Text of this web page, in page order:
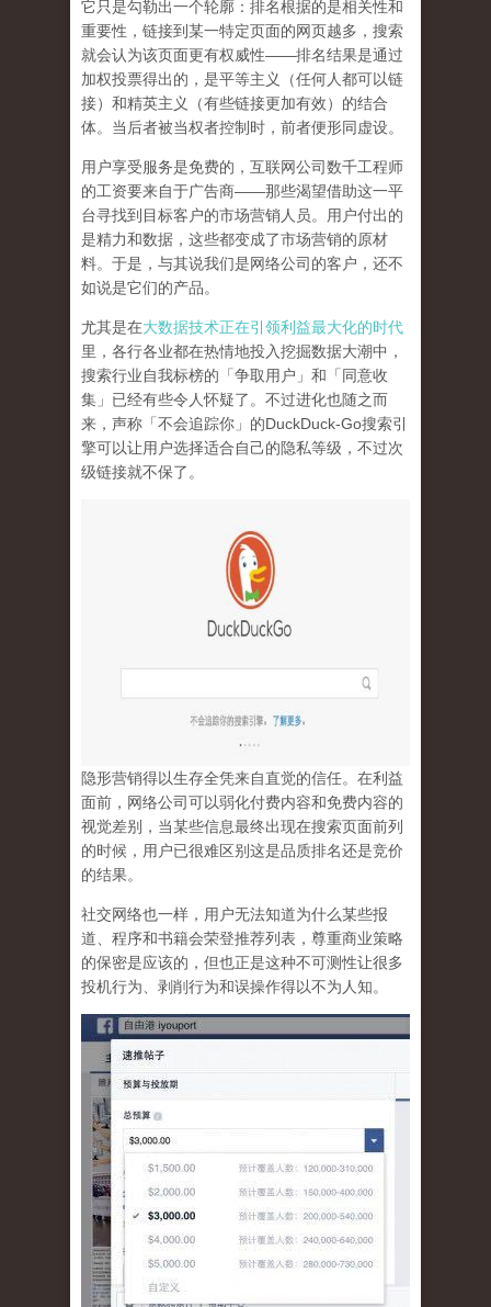
它只是勾勒出一个轮廓：排名根据的是相关性和
重要性，链接到某一特定页面的网页越多，搜索
就会认为该页面更有权威性——排名结果是通过
加权投票得出的，是平等主义（任何人都可以链
接）和精英主义（有些链接更加有效）的结合
体。 当后者被当权者控制时，前者便形同虚设。
用户享受服务是免费的，互联网公司数千工程师
的工资要来自于广告商——那些渴望借助这一平
台寻找到目标客户的市场营销人员。用户付出的
是精力和数据，这些都变成了市场营销的原材
料。于是， 与其说我们是网络公司的客户，还不
如说是它们的产品。
尤其是在大数据技术正在引领利益最大化的时代
里，各行各业都在热情地投入挖掘数据大潮中，
搜索行业自我标榜的「争取用户」和「同意收
集」已经有些令人怀疑了。不过进化也随之而
来，声称「不会追踪你」的DuckDuck-Go搜索引
擎可以让用户选择适合自己的隐私等级，不过次
级链接就不保了。
隐形营销得以生存全凭来自直觉的信任。在利益
面前，网络公司可以弱化付费内容和免费内容的
视觉差别，当某些信息最终出现在搜索页面前列
的时候，用户已很难区别这是品质排名还是竞价
的结果。
社交网络也一样， 用户无法知道为什么某些报
道、程序和书籍会荣登推荐列表，尊重商业策略
的保密是应该的，但也正是这种不可测性让很多
投机行为、剥削行为和误操作得以不为人知。